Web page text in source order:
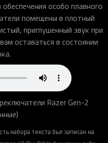
особо плавного
помещены в плотный
приглушенный звук при
оставаться в состоянии
Razer Gen-2
набора текста был записан на